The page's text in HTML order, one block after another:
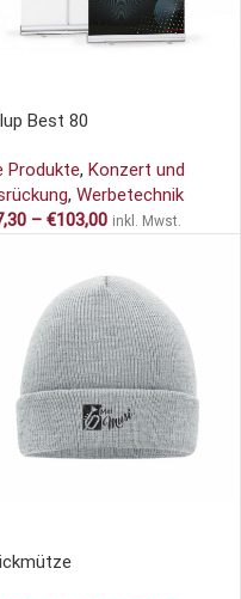
Best 80
Produkte, Konzert und
, Werbetechnik
– €103,00 inkl. Mwst.